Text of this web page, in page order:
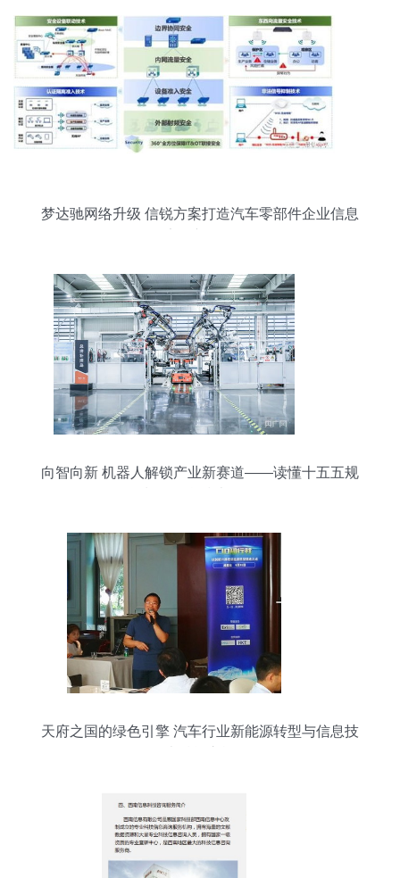
梦达驰网络升级 信锐方案打造汽车零部件企业信息
向智向新 机器人解锁产业新赛道——读懂十五五规
天府之国的绿色引擎 汽车行业新能源转型与信息技